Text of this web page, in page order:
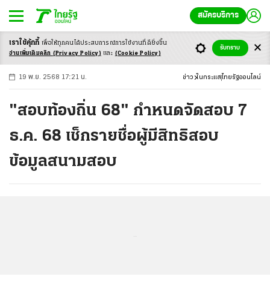
สมัครบริการ
-ก ก ก+
19 พ.ย. 2568 17:21 น. ข่าว ในกระแส ไทยรัฐออนไลน์
"สอบท้องถิ่น 68" กำหนดจัดสอบ 7
ธ.ค. 68 เช็กรายชื่อผู้มีสิทธิสอบ
ข้อมูลสนามสอบ
เราใช้คุ้กกี้ เพื่อให้ทุกคนได้ประสบการณ์การใช้งานที่ดียิ่งขึ้น
อ่านเพิ่มเติมคลิก (Privacy Policy) และ (Cookie Policy)
รับทราบ